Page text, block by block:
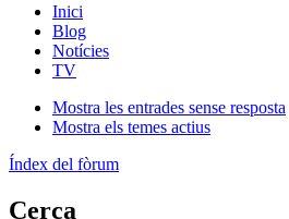
Inici
Blog
Notícies
TV
Mostra les entrades sense resposta
Mostra els temes actius
Índex del fòrum
Cerca